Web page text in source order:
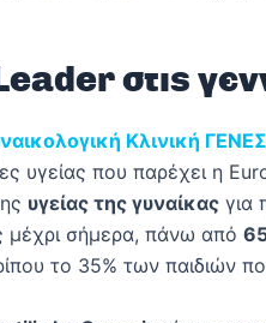
στις
Κλινική
υγείας που παρέχει η
υγείας της γυναίκας για
μέχρι σήμερα, πάνω από
το 35% των παιδιών